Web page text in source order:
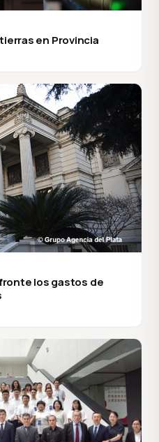
en Provincia
los gastos de